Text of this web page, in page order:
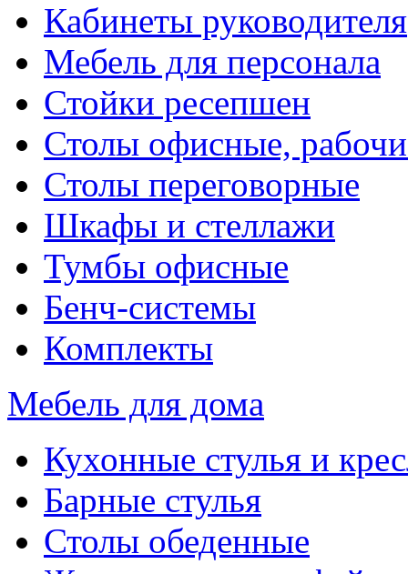
Кабинеты руководителя
Мебель для персонала
Стойки ресепшен
Столы офисные,
Столы переговорные
Шкафы и стеллажи
Тумбы офисные
Бенч-системы
Комплекты
Мебель для дома
Кухонные стулья и
Барные стулья
Столы обеденные